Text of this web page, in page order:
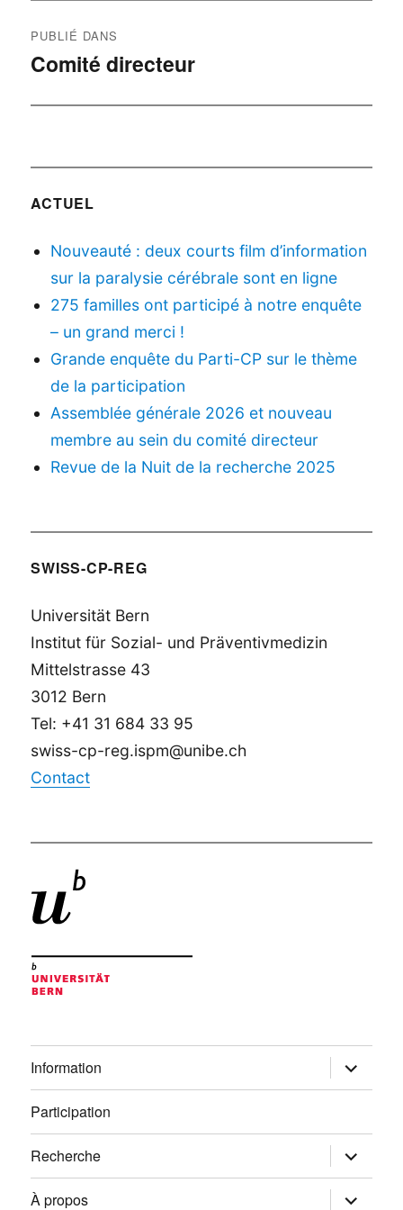
de
PUBLIÉ DANS
Comité directeur
ACTUEL
Nouveauté : deux courts film d’information
sur la paralysie cérébrale sont en ligne
275 familles ont participé à notre enquête
– un grand merci !
Grande enquête du Parti-CP sur le thème
de la participation
Assemblée générale 2026 et nouveau
membre au sein du comité directeur
Revue de la Nuit de la recherche 2025
SWISS-CP-REG
Universität Bern
Institut für Sozial- und Präventivmedizin
Mittelstrasse 43
3012 Bern
Tel: +41 31 684 33 95
swiss-cp-reg.ispm@unibe.ch
Contact
Information ouvrir
le
sous-
Participation
Recherche ouvrir
le
sous-
menu
À propos ouvrir